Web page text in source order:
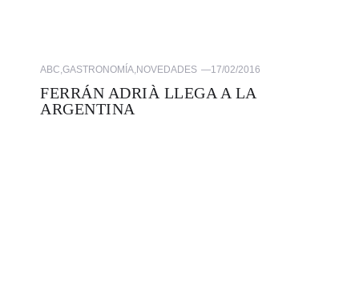
ABC,GASTRONOMÍA,NOVEDADES —17/02/2016
FERRÁN ADRIÀ LLEGA A LA
ARGENTINA